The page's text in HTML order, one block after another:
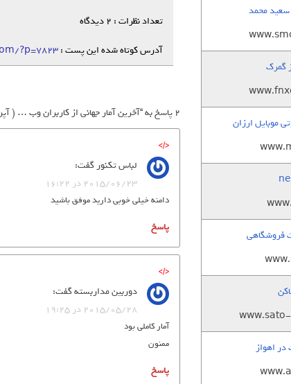
تعداد نظرات : 2 دیدگاه
آدرس کوتاه شده این پست :?p=7823
2 پاسخ به “آخرین آمار جهانی از کاربران وب … ( آپریل 2015 )”
لباس تکنور گفت:
2015/06/23 در 16:22
دامنه خیلی خوبی دارید موفق باشید
پاسخ
دوربین مداربستهگفت:
2015/05/28 در 19:25
آمار کاملی بود
ممنون
پاسخ
سعید محمد
گمرک
موبایل ارزان
فروشگاهی
اهواز